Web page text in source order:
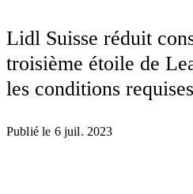
Lidl Suisse réduit
troisième étoile de
les conditions
Publié le 6 juil. 2023